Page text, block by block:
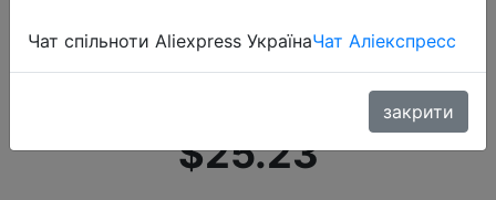
коэффициентом усиления 5 х 6dBi,
более шир�…
$25.23
Чат спільноти Aliexpress УкраїнаЧат Аліекспресс
закрити